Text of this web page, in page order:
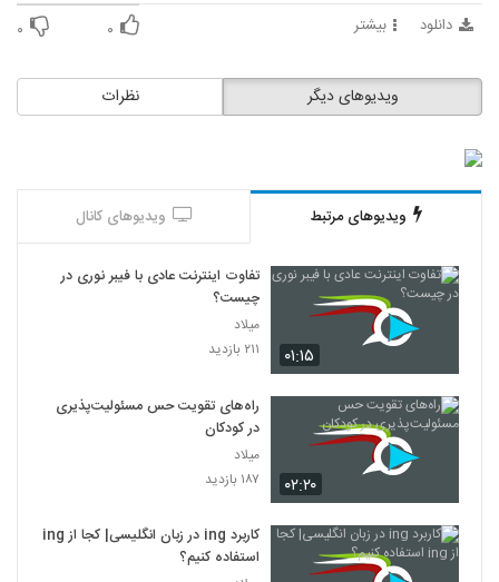
دانلود بیشتر ۰ ۰
نظرات ویدیوهای دیگر
ویدیوهای مرتبط ویدیوهای کانال
۰۱:۱۵
تفاوت اینترنت عادی با فیبر نوری در
چیست؟
میلاد
۲۱۱ بازدید
۰۲:۲۰
راه‌های تقویت حس مسئولیت‌پذیری
در کودکان
میلاد
۱۸۷ بازدید
کاربرد ing در زبان انگلیسی| کجا از ing
استفاده کنیم؟